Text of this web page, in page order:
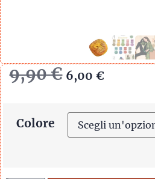
9,90€ 6,00€
Colore